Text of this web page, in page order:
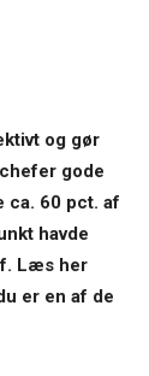
og gør
gode
ca. 60 pct. af
havde
Læs her
er en af de